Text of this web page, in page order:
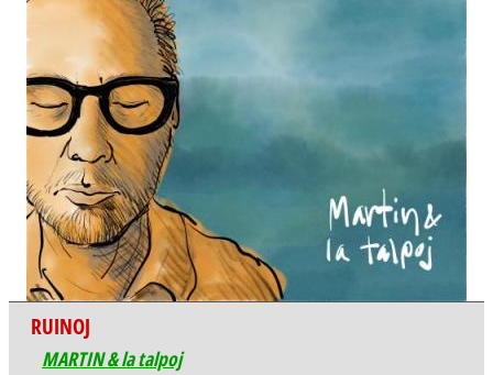
RUINOJ
MARTIN & la talpoj